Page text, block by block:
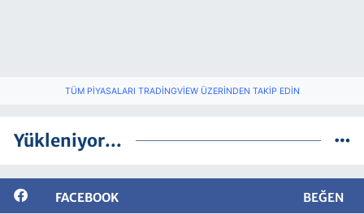
TÜM PIYASALARI TRADINGVIEW ÜZERINDEN TAKIP EDIN
Yükleniyor...
FACEBOOK BEĞEN